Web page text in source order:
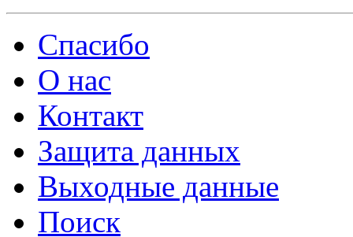
Спасибо
О нас
Контакт
Защита данных
Выходные данные
Поиск